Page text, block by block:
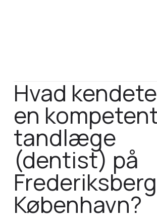
Hvad
en
tandlæge
(dentist) på
København?